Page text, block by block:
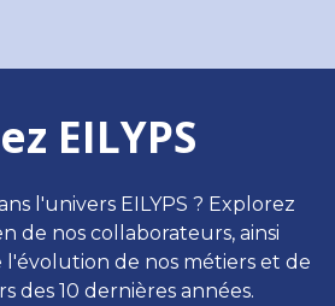
EILYPS
l'univers EILYPS ? Explorez
de nos collaborateurs, ainsi
de nos métiers et de
des 10 dernières années.